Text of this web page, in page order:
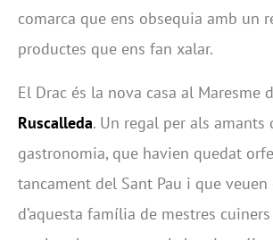
comarca que ens obsequia amb un
productes que ens fan xalar.
El Drac és la nova casa al Maresme
Ruscalleda. Un regal per als amants
gastronomia, que havien quedat
tancament del Sant Pau i que
d’aquesta família de mestres